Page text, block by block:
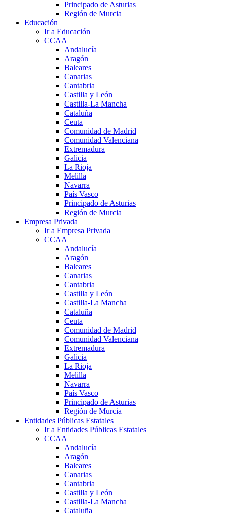
Principado de Asturias
Región de Murcia
Educación
Ir a Educación
CCAA
Andalucía
Aragón
Baleares
Canarias
Cantabria
Castilla y León
Castilla-La Mancha
Cataluña
Ceuta
Comunidad de Madrid
Comunidad Valenciana
Extremadura
Galicia
La Rioja
Melilla
Navarra
País Vasco
Principado de Asturias
Región de Murcia
Empresa Privada
Ir a Empresa Privada
CCAA
Andalucía
Aragón
Baleares
Canarias
Cantabria
Castilla y León
Castilla-La Mancha
Cataluña
Ceuta
Comunidad de Madrid
Comunidad Valenciana
Extremadura
Galicia
La Rioja
Melilla
Navarra
País Vasco
Principado de Asturias
Región de Murcia
Entidades Públicas Estatales
Ir a Entidades Públicas Estatales
CCAA
Andalucía
Aragón
Baleares
Canarias
Cantabria
Castilla y León
Castilla-La Mancha
Cataluña